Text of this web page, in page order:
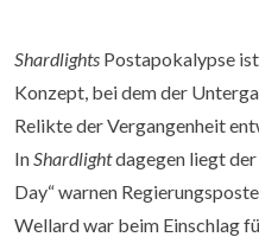
Shardlights Postapokalypse
Konzept, bei dem der
Relikte der Vergangenheit
InShardlightdagegen liegt
Day“ warnen
Wellard war beim Einschlag